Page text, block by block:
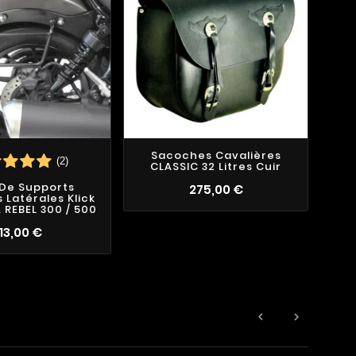
(2)
Supports
Latérales Klick
REBEL 300 / 500
€
Sacoches Cavalières
CLASSIC 32 Litres Cuir
275,00 €
 